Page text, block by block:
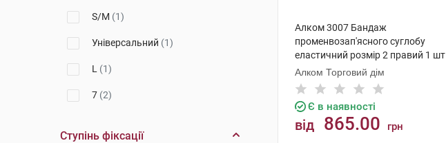
S/M (1)
Універсальний (1)
L (1)
7 (2)
Ступінь фіксації
Алком 3007 Бандаж
променвозап'ясного суглобу
еластичний розмір 2 правий 1 шт
Алком Торговий дім
Є в наявності
від 865.00 грн